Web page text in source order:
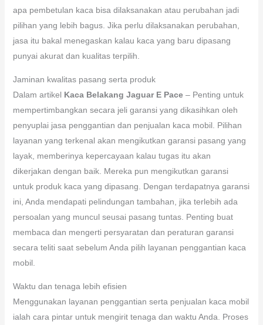
apa pembetulan kaca bisa dilaksanakan atau perubahan jadi
pilihan yang lebih bagus. Jika perlu dilaksanakan perubahan,
jasa itu bakal menegaskan kalau kaca yang baru dipasang
punyai akurat dan kualitas terpilih.
Jaminan kwalitas pasang serta produk
Dalam artikel Kaca Belakang Jaguar E Pace– Penting untuk
mempertimbangkan secara jeli garansi yang dikasihkan oleh
penyuplai jasa penggantian dan penjualan kaca mobil. Pilihan
layanan yang terkenal akan mengikutkan garansi pasang yang
layak, memberinya kepercayaan kalau tugas itu akan
dikerjakan dengan baik. Mereka pun mengikutkan garansi
untuk produk kaca yang dipasang. Dengan terdapatnya garansi
ini, Anda mendapati pelindungan tambahan, jika terlebih ada
persoalan yang muncul seusai pasang tuntas. Penting buat
membaca dan mengerti persyaratan dan peraturan garansi
secara teliti saat sebelum Anda pilih layanan penggantian kaca
mobil.
Waktu dan tenaga lebih efisien
Menggunakan layanan penggantian serta penjualan kaca mobil
ialah cara pintar untuk mengirit tenaga dan waktu Anda. Proses